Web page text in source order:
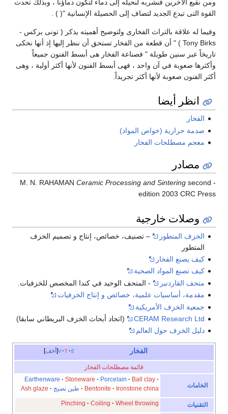
ومن نقيع الآخرين فنشربه لنحيله إلى دماء لتكون دماؤنا ، وبذلك تحدث
القوة التى تبدع الجديد لتضاف إلى الحصيلة الإنسانية "( ) .
وفيما له علاقة بالتراث الفخارى ولتوضيح أهميته يذكر ( تونى بركس -
Tony Birks ) " أن قطعة من الفخار تستحق أن ننظر إليها إذ أنها نحكى
تاريخاً عبر سنين طويلة " فصناعة الفخار هى أبسط الفنون جميعاً
وأكثرها صعوبة في آن واحد ، فهى أبسط الفنون لأنها أكثر أولية ، وهى
أكثر الفنون صعوبة لأنها أكثر تجريداً.
انظر أيضا
الفخار
صدمة حرارية (خواص المواد)
معجم مصطلحات الفخار
مصادر
- M. N. RAHAMAN
Ceramic Processing and Sintering second
edition 2003 CRC Press
وصلات خارجية
الخزف المتطور
– تصنيف، خصائص، إنتاج و تصميم الخزف
المتطور
كيف يصنع الفخار
كيف تصنع المواد الصحية
متحف القاردنير
- المتحف الوحيد في كندا المخصص للخزفيات.
مقدمة، أساسيات علمية، خصائص و إنتاج الخزفيات
جمعية الخزف الأمريكية
CERAM Research Ltd
(اتحاد أبحاث الخزف البريطاني سابقا)
دليل الخزف حول العالم
أخف v t e الفخار
قائمة مصطلحات الفخار
الخامات
Earthenware Stoneware Porcelain
Ball clay
Bentonite
Ironstone china طين نضيج Ash glaze
التقنيات Pinching Coiling Wheel throwing